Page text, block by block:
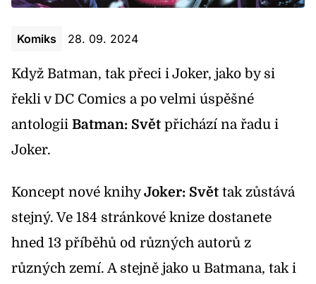
Komiks 28. 09. 2024
Když Batman, tak přeci i Joker, jako by si
řekli v DC Comics a po velmi úspěšné
antologii Batman: Svět přichází na řadu i
Joker.
Koncept nové knihyJoker: Svět tak zůstává
stejný. Ve 184 stránkové knize dostanete
hned 13 příběhů od různých autorů z
různých zemí. A stejně jako u Batmana, tak i